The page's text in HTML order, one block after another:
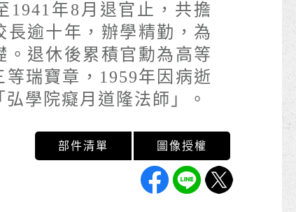
1941年8月退官止，共擔
長逾十年，辦學精勤，為
。退休後累積官勳為高等
瑞寶章，1959年因病逝
學院癡月道隆法師」。